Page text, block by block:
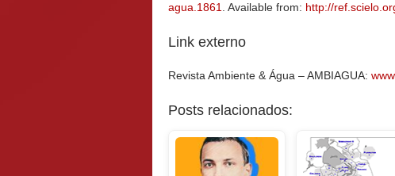
agua.1861
. Available from: http://
Link externo
Revista Ambiente & Água – AMBIAGUA:
Posts relacionados: